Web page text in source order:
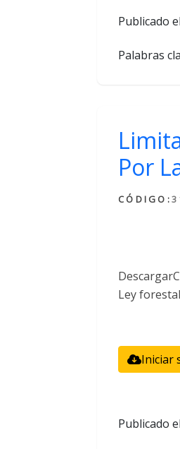
Publicado el
Palabras
Por
CÓDIGO:
Ley forestal
Iniciar
Publicado el